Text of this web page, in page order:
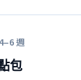
週
包